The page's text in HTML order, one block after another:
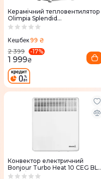
Керамічний тепловентилятор
Olimpia Splendid
CALDODESIGN (99447)
Кешбек99 ₴
2 399
-17%
1 999₴
Конвектор електричний
Bonjour Turbo Heat 10 CEG BL-
Meca/Q1 (750W) з комплектом